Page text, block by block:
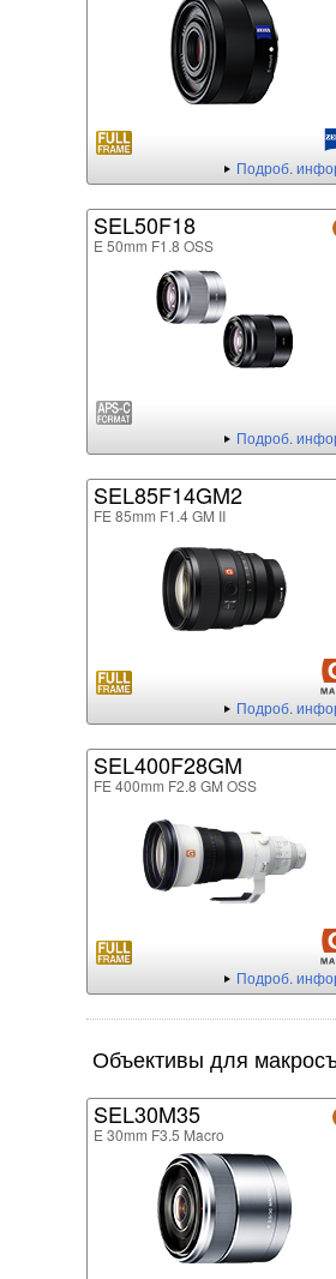
Подроб.
SEL50F18
E 50mm F1.8 OSS
Подроб.
SEL85F14GM2
FE 85mm F1.4 GM II
Подроб.
SEL400F28GM
FE 400mm F2.8 GM OSS
Подроб.
Объективы для
SEL30M35
E 30mm F3.5 Macro